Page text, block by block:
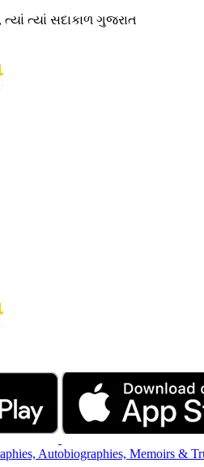
ત્યાં સદાકાળ ગુજરાત
Autobiographies, Memoirs &